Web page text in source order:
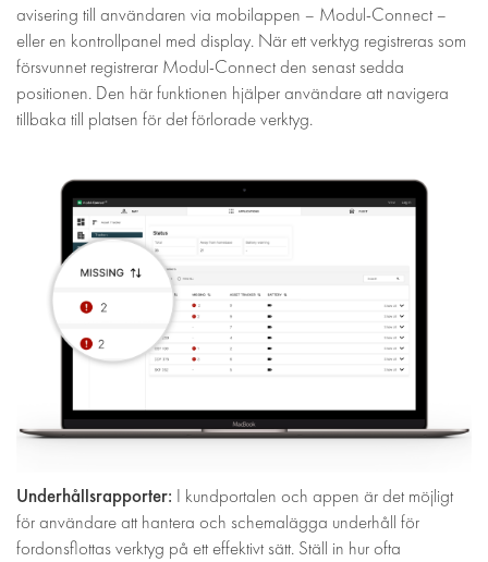
avisering till användaren via mobilappen – Modul-Connect –
eller en kontrollpanel med display. När ett verktyg registreras som
försvunnet registrerar Modul-Connect den senast sedda
positionen. Den här funktionen hjälper användare att navigera
tillbaka till platsen för det förlorade verktyg.
Underhållsrapporter: I kundportalen och appen är det möjligt
för användare att hantera och schemalägga underhåll för
fordonsflottas verktyg på ett effektivt sätt. Ställ in hur ofta